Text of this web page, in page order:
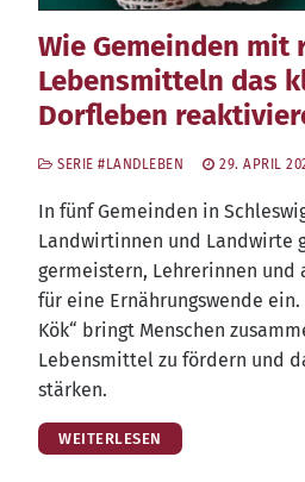
Wie Gemeinden mit
Lebensmitteln das
Dorfleben
SERIE #LANDLEBEN 29. APRIL
In fünf Gemein­den in
Land­wir­tin­nen und Land­wir­te
ger­meis­tern, Leh­re­rin­nen und
für eine Ernäh­rungs­wen­de ein.
Kök“ bringt Men­schen
Lebens­mit­tel zu för­dern und
stärken.
WEITERLESEN